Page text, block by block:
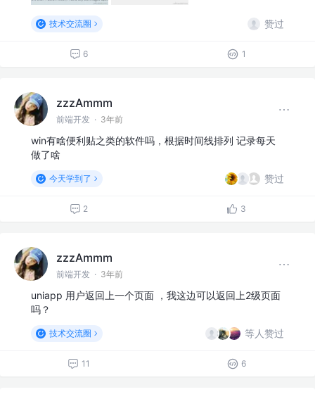
技术交流圈 赞过
6 1
zzzAmmm
前端开发 · 3年前
win有啥便利贴之类的软件吗，根据时间线排列 记录每天
做了啥
今天学到了 赞过
2 3
zzzAmmm
前端开发 · 3年前
uniapp 用户返回上一个页面 ，我这边可以返回上2级页面
吗？
技术交流圈 等人赞过
11 6